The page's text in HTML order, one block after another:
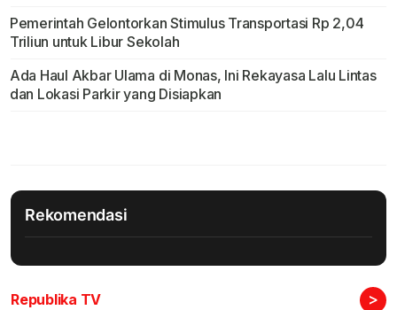
Pemerintah Gelontorkan Stimulus Transportasi Rp 2,04
Triliun untuk Libur Sekolah
Ada Haul Akbar Ulama di Monas, Ini Rekayasa Lalu Lintas
dan Lokasi Parkir yang Disiapkan
Rekomendasi
Republika TV >